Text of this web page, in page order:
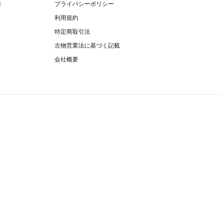
プライバシーポリシー
利用規約
特定商取引法
古物営業法に基づく記載
会社概要